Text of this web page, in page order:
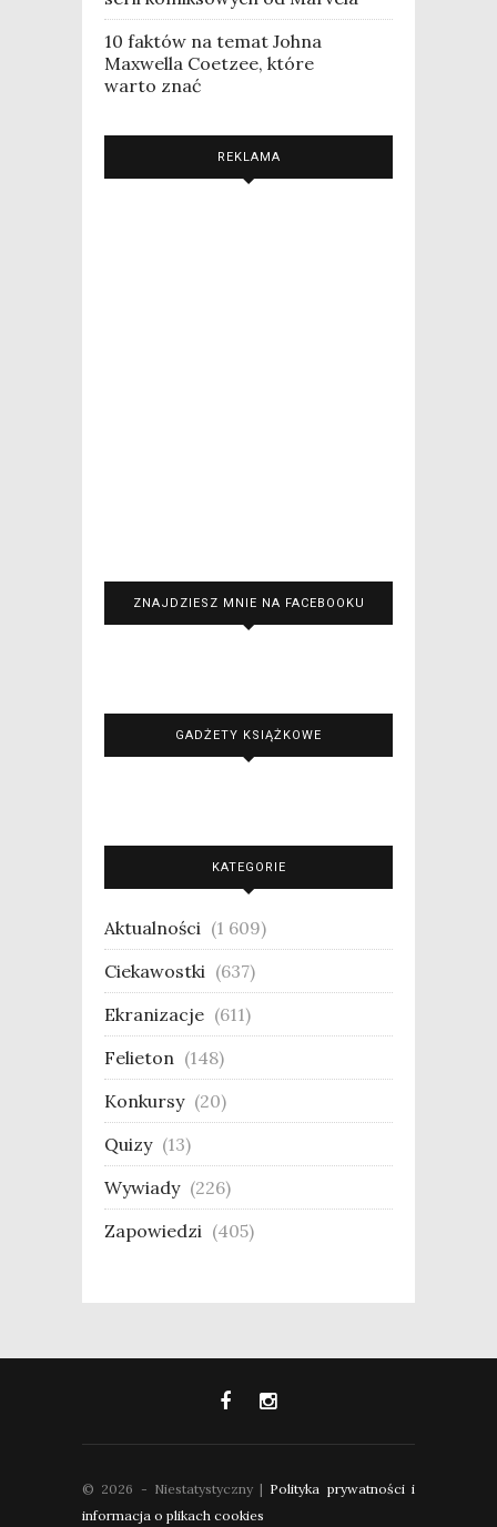
10 faktów na temat Johna
Maxwella Coetzee, które
warto znać
REKLAMA
ZNAJDZIESZ MNIE NA FACEBOOKU
GADŻETY KSIĄŻKOWE
KATEGORIE
Aktualności (1 609)
Ciekawostki (637)
Ekranizacje (611)
Felieton (148)
Konkursy (20)
Quizy (13)
Wywiady (226)
Zapowiedzi (405)
© 2026 - Niestatystyczny | Polityka prywatności i
informacja o plikach cookies